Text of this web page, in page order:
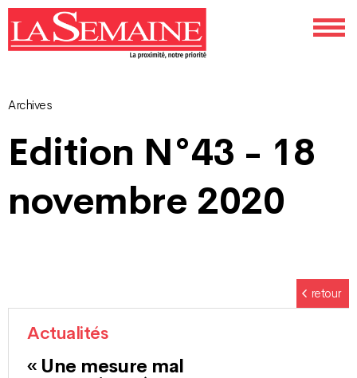
Archives
Edition N°43 - 18
novembre 2020
retour
Actualités
« Une mesure mal
Navigation
des
articles